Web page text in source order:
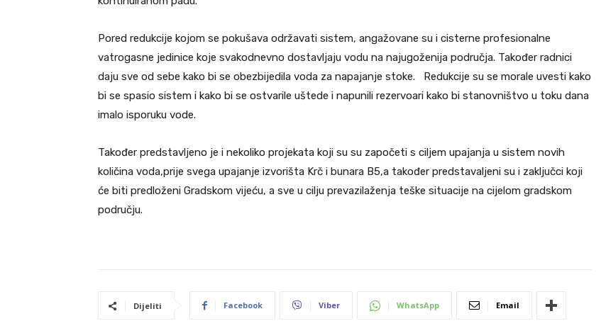
Pored redukcije kojom se pokušava održavati sistem, angažovane su i cisterne profesionalne
vatrogasne jedinice koje svakodnevno dostavljaju vodu na najugoženija područja. Također radnici
daju sve od sebe kako bi se obezbijedila voda za napajanje stoke. Redukcije su se morale uvesti kako
bi se spasio sistem i kako bi se ostvarile uštede i napunili rezervoari kako bi stanovništvo u toku dana
imalo isporuku vode.
Također predstavljeno je i nekoliko projekata koji su su započeti s ciljem upajanja u sistem novih
količina voda,prije svega upajanje izvorišta Krč i bunara B5,a također predstavaljeni su i zaključci koji
će biti predloženi Gradskom vijeću, a sve u cilju prevazilaženja teške situacije na cijelom gradskom
području.
Dijeliti Facebook Viber WhatsApp Email